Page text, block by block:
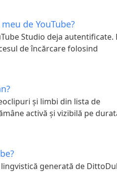
de YouTube?
Studio deja autentificate.
de încărcare folosind
și limbi din lista de
activă și vizibilă pe
generată de